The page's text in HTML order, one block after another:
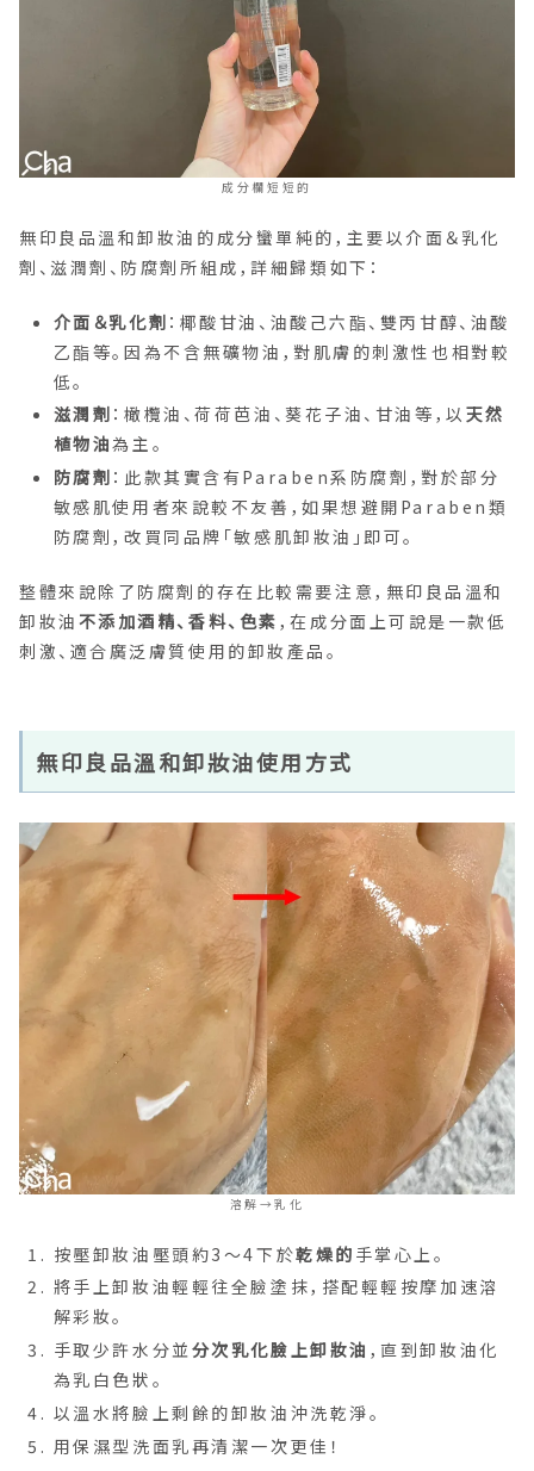
成分欄短短的
無印良品溫和卸妝油的成分蠻單純的，主要以介面＆乳化
劑、滋潤劑、防腐劑所組成，詳細歸類如下：
介面＆乳化劑 ：椰酸甘油、油酸己六酯、雙丙甘醇、油酸
乙酯等。因為不含無礦物油，對肌膚的刺激性也相對較
低。
滋潤劑 ：橄欖油、荷荷芭油、葵花子油、甘油等，以 天然
植物油為主。
防腐劑 ：此款其實含有Paraben系防腐劑，對於部分
敏感肌使用者來說較不友善，如果想避開Paraben類
防腐劑，改買同品牌「敏感肌卸妝油」即可。
整體來說除了防腐劑的存在比較需要注意，無印良品溫和
卸妝油 不添加酒精、香料、色素 ，在成分面上可說是一款低
刺激、適合廣泛膚質使用的卸妝產品。
無印良品溫和卸妝油使用方式
溶解→乳化
按壓卸妝油壓頭約3～4下於乾燥的 手掌心上。
將手上卸妝油輕輕往全臉塗抹，搭配輕輕按摩加速溶
解彩妝。
手取少許水分並分次乳化臉上卸妝油 ，直到卸妝油化
為乳白色狀。
以溫水將臉上剩餘的卸妝油沖洗乾淨。
用保濕型洗面乳再清潔一次更佳！